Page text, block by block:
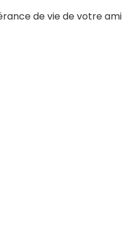
de vie de votre ami